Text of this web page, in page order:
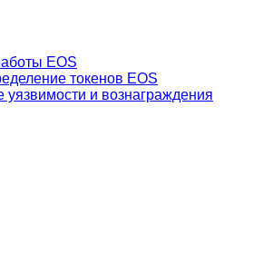
EOS
токенов EOS
и вознаграждения